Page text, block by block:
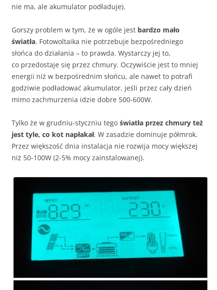
nie ma, ale akumulator podładuje).
Gorszy problem w tym, że w ogóle jest bardzo mało
światła. Fotowoltaika nie potrzebuje bezpośredniego
słońca do działania – to prawda. Wystarczy jej to,
co przedostaje się przez chmury. Oczywiście jest to mniej
energii niż w bezpośrednim słońcu, ale nawet to potrafi
godziwie podładować akumulator, jeśli przez cały dzień
mimo zachmurzenia idzie dobre 500-600W.
Tylko że w grudniu-styczniu tego światła przez chmury też
jest tyle, co kot napłakał. W zasadzie dominuje półmrok.
Przez większość dnia instalacja nie rozwija mocy większej
niż 50-100W (2-5% mocy zainstalowanej).